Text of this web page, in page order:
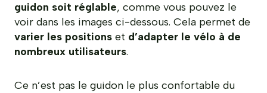
guidon soit réglable, comme vous pouvez le
voir dans les images ci-dessous. Cela permet de
varier les positions et d’adapter le vélo à de
nombreux utilisateurs.
Ce n’est pas le guidon le plus confortable du